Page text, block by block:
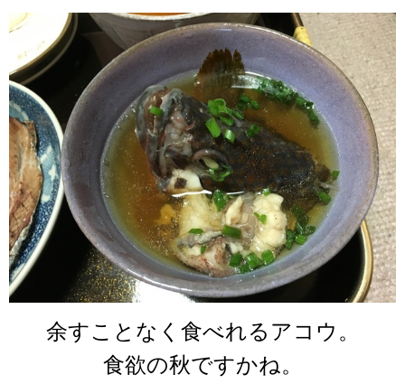
余すことなく食べれるアコウ。
食欲の秋ですかね。